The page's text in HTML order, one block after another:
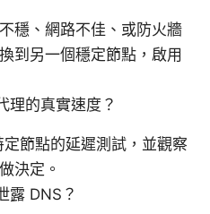
穩、網路不佳、或防火牆
到另一個穩定節點，啟用
理的真實速度？
節點的延遲測試，並觀察
決定。
露 DNS？